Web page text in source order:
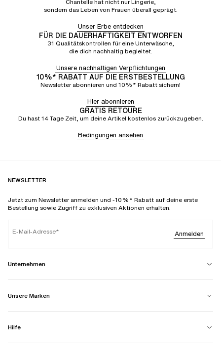
Chantelle hat nicht nur Lingerie,
sondern das Leben von Frauen überall geprägt.
Unser Erbe entdecken
FÜR DIE DAUERHAFTIGKEIT ENTWORFEN
31 Qualitätskontrollen für eine Unterwäsche,
die dich nachhaltig begleitet.
Unsere nachhaltigen Verpflichtungen
10%* RABATT AUF DIE ERSTBESTELLUNG
Newsletter abonnieren und 10%* Rabatt sichern!
Hier abonnieren
GRATIS RETOURE
Du hast 14 Tage Zeit, um deine Artikel kostenlos zurückzugeben.
Bedingungen ansehen
NEWSLETTER
Jetzt zum Newsletter anmelden und -10%* Rabatt auf deine erste
Bestellung sowie Zugriff zu exklusiven Aktionen erhalten.
E-Mail-Adresse Anmelden
Unternehmen
Unsere Marken
Hilfe